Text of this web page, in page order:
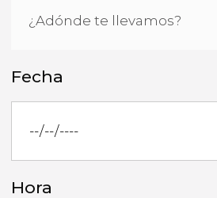
Fecha
Hora